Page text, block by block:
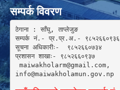
सम्पर्क विवरण
ठेगाना : साँघु, ताप्लेजुङ
सम्पर्क नं.- प्र.प्र.अ.- ९८५२६६०९३६
सूचना अधिकारीः-  ९८५२६६०७३४
प्रशासन शाखाः- ९८५२६६०९३७
maiwakholarm@gmail.com,
info@maiwakholamun.gov.np